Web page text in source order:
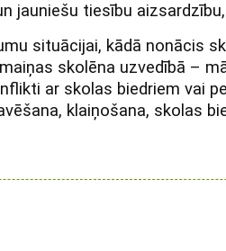
jauniešu tiesību aizsardzību,
situācijai, kādā nonācis
skolēna uzvedībā –
ar skolas biedriem vai
klaiņošana, skolas